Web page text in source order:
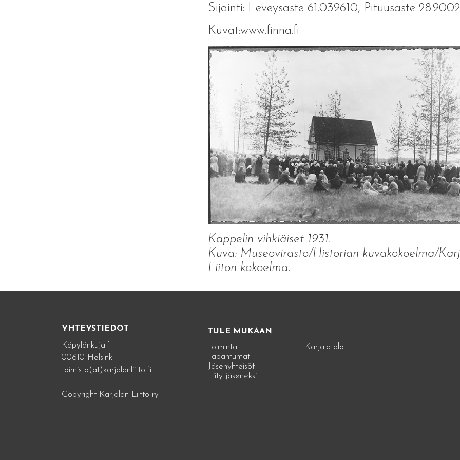
Sijainti: Leveysaste 61.039610, Pituusaste
Kuvat:www.finna.fi
Kappelin vihkiäiset 1931.
Kuva: Museovirasto/Historian kuvakokoelma/
Liiton kokoelma.
YHTEYSTIEDOT
Käpylänkuja 1
00610 Helsinki
toimisto(at)karjalanliitto.fi
Copyright Karjalan Liitto ry
TULE MUKAAN
Toiminta
Tapahtumat
Jäsenyhteisöt
Liity jäseneksi
Karjalatalo